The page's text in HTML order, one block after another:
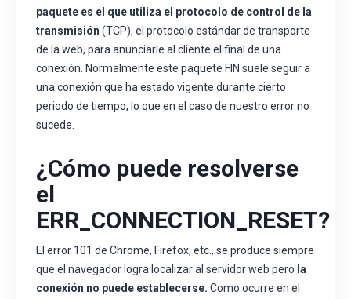
paquete es el que utiliza el protocolo de control de la
transmisión (TCP), el protocolo estándar de transporte
de la web, para anunciarle al cliente el final de una
conexión. Normalmente este paquete FIN suele seguir a
una conexión que ha estado vigente durante cierto
periodo de tiempo, lo que en el caso de nuestro error no
sucede.
¿Cómo puede resolverse
el
ERR_CONNECTION_RESET?
El error 101 de Chrome, Firefox, etc., se produce siempre
que el navegador logra localizar al servidor web pero la
conexión no puede establecerse. Como ocurre en el